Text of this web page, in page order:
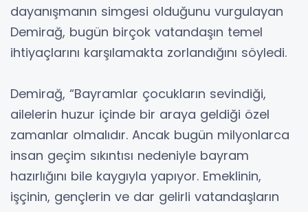
dayanışmanın simgesi olduğunu vurgulayan
Demirağ, bugün birçok vatandaşın temel
ihtiyaçlarını karşılamakta zorlandığını söyledi.
Demirağ, “Bayramlar çocukların sevindiği,
ailelerin huzur içinde bir araya geldiği özel
zamanlar olmalıdır. Ancak bugün milyonlarca
insan geçim sıkıntısı nedeniyle bayram
hazırlığını bile kaygıyla yapıyor. Emeklinin,
işçinin, gençlerin ve dar gelirli vatandaşların